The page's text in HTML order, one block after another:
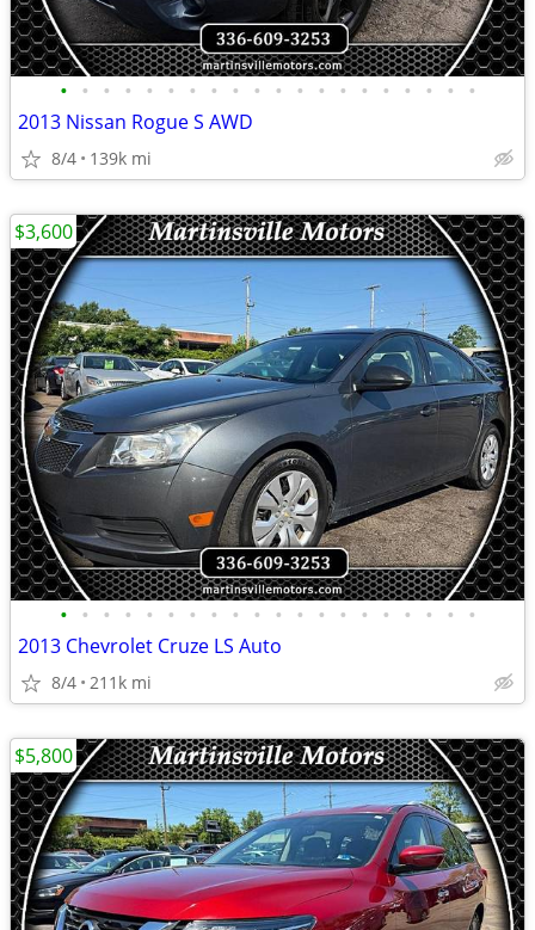
• • • • • • • • • • • • • • • • • • • •
2013 Nissan Rogue S AWD
8/4 139k mi
• • • • • • • • • • • • • • • • • • • •
2013 Chevrolet Cruze LS Auto
8/4 211k mi
$3,600
$5,800